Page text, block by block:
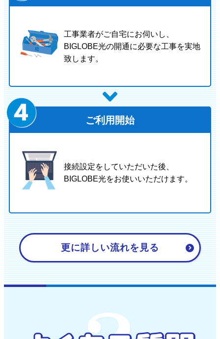
工事業者がご自宅にお伺いし、
BIGLOBE光の開通に必要な工事を実地
致します。
ご利用開始
接続設定をしていただいた後、
BIGLOBE光をお使いいただけます。
更に詳しい流れを見る